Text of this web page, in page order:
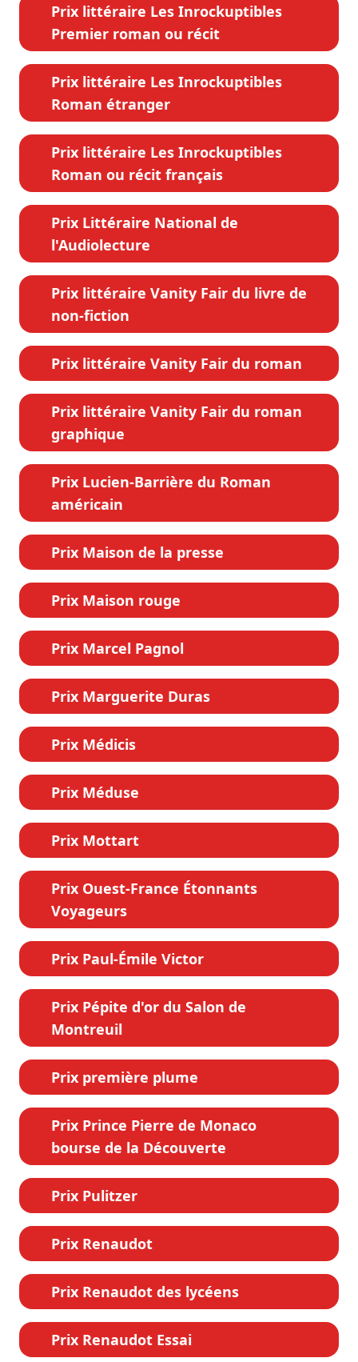
Prix littéraire Les Inrockuptibles
Premier roman ou récit
Prix littéraire Les Inrockuptibles
Roman étranger
Prix littéraire Les Inrockuptibles
Roman ou récit français
Prix Littéraire National de
l'Audiolecture
Prix littéraire Vanity Fair du livre de
non-fiction
Prix littéraire Vanity Fair du roman
Prix littéraire Vanity Fair du roman
graphique
Prix Lucien-Barrière du Roman
américain
Prix Maison de la presse
Prix Maison rouge
Prix Marcel Pagnol
Prix Marguerite Duras
Prix Médicis
Prix Méduse
Prix Mottart
Prix Ouest-France Étonnants
Voyageurs
Prix Paul-Émile Victor
Prix Pépite d'or du Salon de
Montreuil
Prix première plume
Prix Prince Pierre de Monaco
bourse de la Découverte
Prix Pulitzer
Prix Renaudot
Prix Renaudot des lycéens
Prix Renaudot Essai